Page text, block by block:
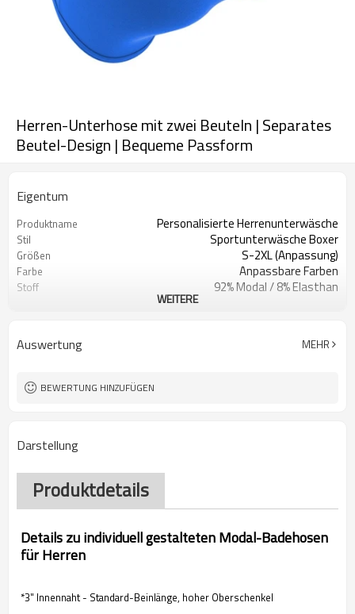
Herren-Unterhose mit zwei Beuteln | Separates
Beutel-Design | Bequeme Passform
Eigentum
Produktname Personalisierte Herrenunterwäsche
Stil Sportunterwäsche Boxer
Größen S-2XL (Anpassung)
Farbe Anpassbare Farben
Stoff 92% Modal / 8% Elasthan
WEITERE
Auswertung MEHR
BEWERTUNG HINZUFÜGEN
Darstellung
Produktdetails
Details zu individuell gestalteten Modal-Badehosen
für Herren
*3" Innennaht - Standard-Beinlänge, hoher Oberschenkel